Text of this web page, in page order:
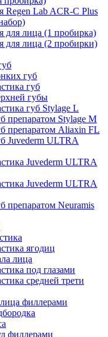
Regen Lab ACR-C Plus
для лица (1 пробирка)
для лица (2 пробирки)
губ
губ
губы
губ Stylage L
препаратом Stylage M
препаратом Aliaxin FL
Juvederm ULTRA
Juvederm ULTRA
Juvederm ULTRA
препаратом Neuramis
ягодиц
лица
под глазами
средней трети
филлерами
филлерами